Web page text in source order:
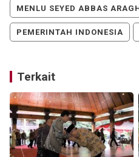
MENLU SEYED ABBAS
PEMERINTAH INDONESIA
Terkait